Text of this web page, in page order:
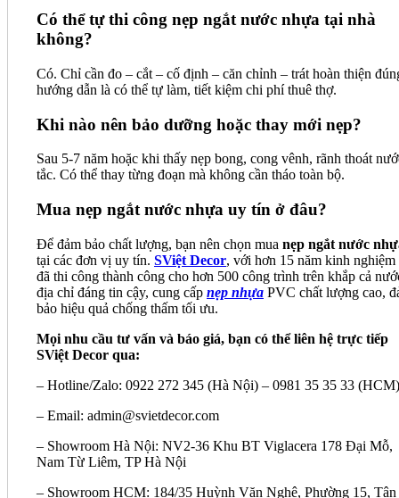
Có thể tự thi công nẹp ngắt nước nhựa tại nhà
không?
Có. Chỉ cần đo – cắt – cố định – căn chỉnh – trát hoàn thiện
hướng dẫn là có thể tự làm, tiết kiệm chi phí thuê thợ.
Khi nào nên bảo dưỡng hoặc thay mới nẹp?
Sau 5-7 năm hoặc khi thấy nẹp bong, cong vênh, rãnh thoát
tắc. Có thể thay từng đoạn mà không cần tháo toàn bộ.
Mua nẹp ngắt nước nhựa uy tín ở đâu?
Để đảm bảo chất lượng, bạn nên chọn mua nẹp ngắt nước
tại các đơn vị uy tín. SViệt Decor, với hơn 15 năm kinh nghiệm
đã thi công thành công cho hơn 500 công trình trên khắp cả
địa chỉ đáng tin cậy, cung cấp nẹp nhựa PVC chất lượng cao,
bảo hiệu quả chống thấm tối ưu.
Mọi nhu cầu tư vấn và báo giá, bạn có thể liên hệ trực tiếp
SViệt Decor qua:
– Hotline/Zalo: 0922 272 345 (Hà Nội) – 0981 35 35 33 (HCM)
– Email: admin@svietdecor.com
– Showroom Hà Nội: NV2-36 Khu BT Viglacera 178 Đại Mỗ,
Nam Từ Liêm, TP Hà Nội
– Showroom HCM: 184/35 Huỳnh Văn Nghệ, Phường 15, Tân